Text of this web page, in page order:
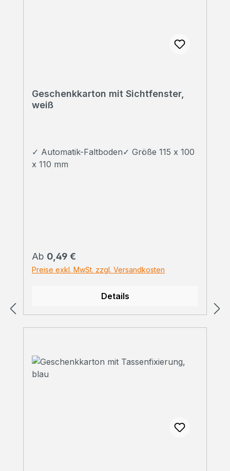
Geschenkkarton mit Sichtfenster,
weiß
✓ Automatik-Faltboden✓ Größe 115 x 100
x 110 mm
Regulärer Preis:
Ab 0,49 €
Preise exkl. MwSt. zzgl. Versandkosten
Details